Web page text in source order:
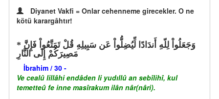
Diyanet Vakfi = Onlar cehenneme girecekler. O ne
kötü karargâhtır!
مَصِيرَكُمْ إِلَى النَّارِ
İbrahim / 30 -
Ve cealû lillâhi endâden li yudıllû an sebîlihî, kul
temetteû fe inne masîrakum ilân nâr(nâri).